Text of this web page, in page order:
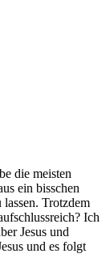
die meisten
ein bisschen
Trotzdem
Ich
Jesus und
und es folgt